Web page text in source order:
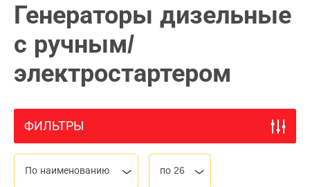
Генераторы дизельные
с ручным/
электростартером
ФИЛЬТРЫ
По наименованию по 26